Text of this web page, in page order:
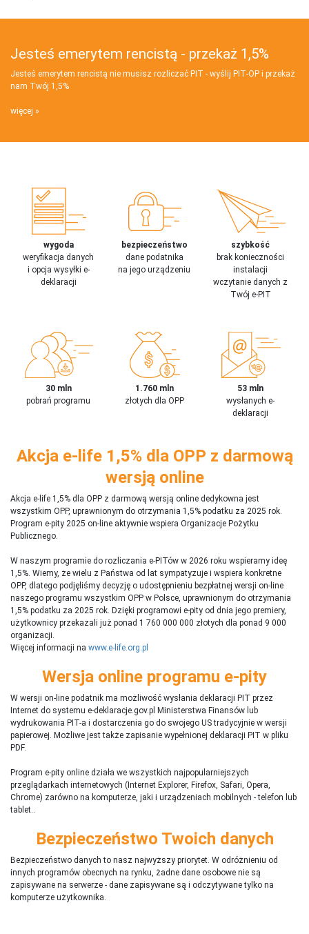
Jesteś emerytem rencistą - przekaż 1,5%
Jesteś emerytem rencistą nie musisz rozliczać PIT - wyślij PIT‑OP i przekaż
nam Twój 1,5%
więcej
wygoda
weryfikacja danych
i opcja wysyłki e-
deklaracji
bezpieczeństwo
dane podatnika
na jego urządzeniu
szybkość
brak konieczności
instalacji
wczytanie danych z
Twój e-PIT
30 mln
pobrań programu
1.760 mln
złotych dla OPP
53 mln
wysłanych e-
deklaracji
Akcja e-life 1,5% dla OPP z darmową
wersją online
Akcja e-life 1,5% dla OPP z darmową wersją online dedykowna jest
wszystkim OPP, uprawnionym do otrzymania 1,5% podatku za 2025 rok.
Program e-pity 2025 on-line aktywnie wspiera Organizacje Pożytku
Publicznego.
W naszym programie do rozliczania e-PITów w 2026 roku wspieramy ideę
1,5%. Wiemy, że wielu z Państwa od lat sympatyzuje i wspiera konkretne
OPP, dlatego podjęliśmy decyzję o udostępnieniu bezpłatnej wersji on-line
naszego programu wszystkim OPP w Polsce, uprawnionym do otrzymania
1,5% podatku za 2025 rok. Dzięki programowi e-pity od dnia jego premiery,
użytkownicy przekazali już ponad 1 760 000 000 złotych dla ponad 9 000
organizacji.
Więcej informacji na www.e-life.org.pl
Wersja online programu e-pity
W wersji on-line podatnik ma możliwość wysłania deklaracji PIT przez
Internet do systemu e-deklaracje.gov.pl Ministerstwa Finansów lub
wydrukowania PIT-a i dostarczenia go do swojego US tradycyjnie w wersji
papierowej. Możliwe jest także zapisanie wypełnionej deklaracji PIT w pliku
PDF.
Program e-pity online działa we wszystkich najpopularniejszych
przeglądarkach internetowych (Internet Explorer, Firefox, Safari, Opera,
Chrome) zarówno na komputerze, jaki i urządzeniach mobilnych - telefon lub
tablet..
Bezpieczeństwo Twoich danych
Bezpieczeństwo danych to nasz najwyższy priorytet. W odróżnieniu od
innych programów obecnych na rynku, żadne dane osobowe nie są
zapisywane na serwerze - dane zapisywane są i odczytywane tylko na
komputerze użytkownika.